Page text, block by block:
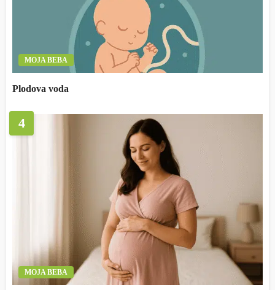
MOJA BEBA
Plodova voda
4
MOJA BEBA